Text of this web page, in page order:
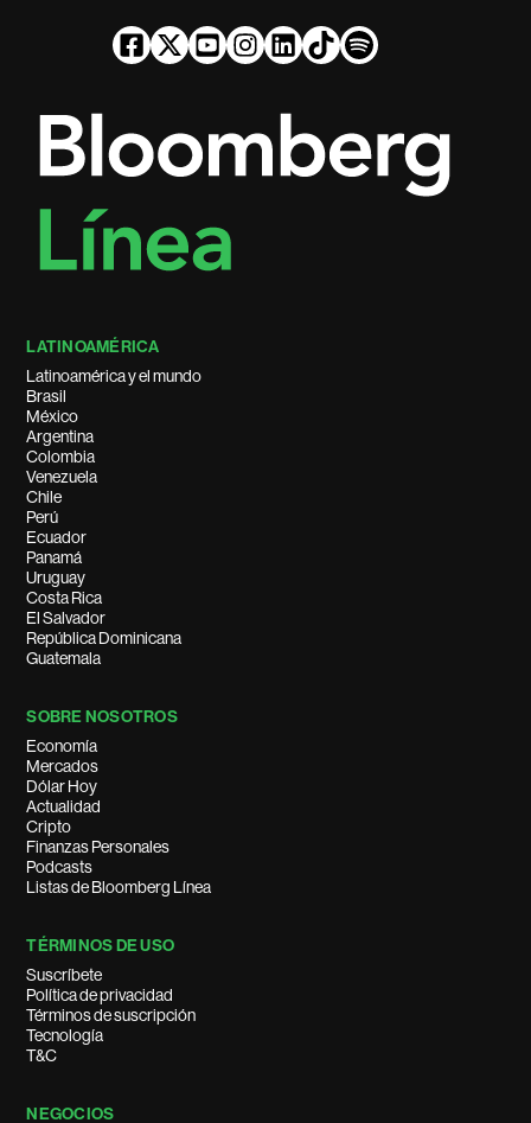
LATINOAMÉRICA
Latinoamérica y el mundo
Brasil
México
Argentina
Colombia
Venezuela
Chile
Perú
Ecuador
Panamá
Uruguay
Costa Rica
El Salvador
República Dominicana
Guatemala
SOBRE NOSOTROS
Economía
Mercados
Dólar Hoy
Actualidad
Cripto
Finanzas Personales
Podcasts
Listas de Bloomberg Línea
TÉRMINOS DE USO
Suscríbete
Política de privacidad
Términos de suscripción
Tecnología
T&C
NEGOCIOS